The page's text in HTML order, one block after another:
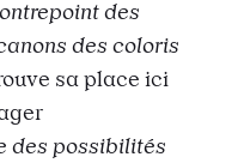
des
des coloris
sa place ici
des possibilités